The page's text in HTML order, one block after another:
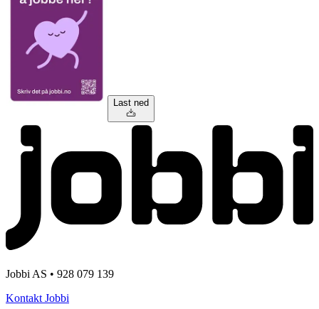
Last ned
Jobbi AS • 928 079 139
Kontakt Jobbi